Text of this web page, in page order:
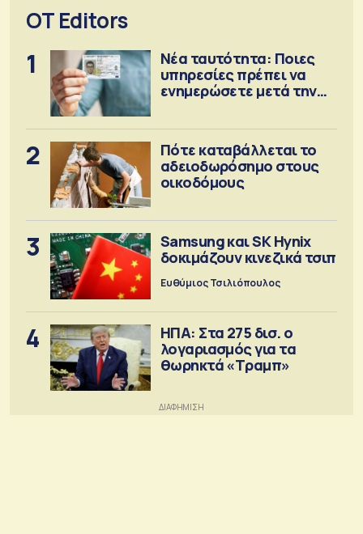
OT Editors
1
Νέα ταυτότητα: Ποιες
υπηρεσίες πρέπει να
ενημερώσετε μετά την
2
Πότε καταβάλλεται το
αδειοδωρόσημο στους
οικοδόμους
3
Samsung και SK Hynix
δοκιμάζουν κινεζικά τσιπ
Ευθύμιος Τσιλιόπουλος
4
ΗΠΑ: Στα 275 δισ. ο
λογαριασμός για τα
θωρηκτά «Τραμπ»